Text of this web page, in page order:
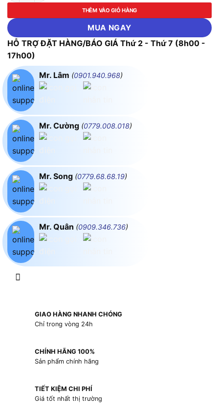
THÊM VÀO GIỎ HÀNG
MUA NGAY
HỖ TRỢ ĐẶT HÀNG/BÁO GIÁ Thứ 2 - Thứ 7 (8h00 -
17h00)
Mr. Lâm (0901.940.968)
Mr. Cường (0779.008.018)
Mr. Song (0779.68.68.19)
Mr. Quân (0909.346.736)
GIAO HÀNG NHANH CHÓNG
Chỉ trong vòng 24h
CHÍNH HÃNG 100%
Sản phẩm chính hãng
TIẾT KIỆM CHI PHÍ
Giá tốt nhất thị trường